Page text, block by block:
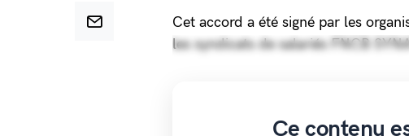
Cet accord a été signé par les
les syndicats de salariés FNCB
Ce contenu